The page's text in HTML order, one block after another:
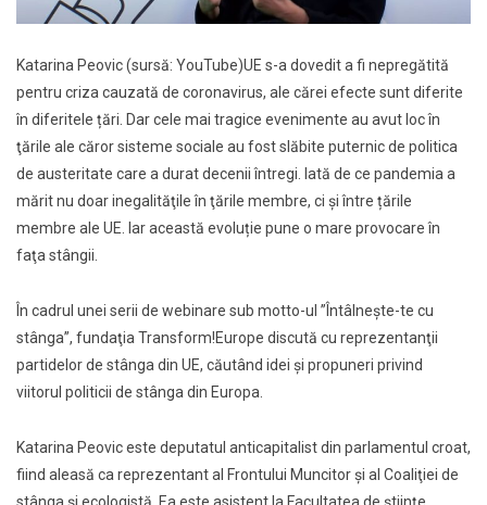
Katarina Peovic (sursă: YouTube)UE s-a dovedit a fi nepregătită
pentru criza cauzată de coronavirus, ale cărei efecte sunt diferite
în diferitele țări. Dar cele mai tragice evenimente au avut loc în
ţările ale căror sisteme sociale au fost slăbite puternic de politica
de austeritate care a durat decenii întregi. Iată de ce pandemia a
mărit nu doar inegalităţile în ţările membre, ci şi între țările
membre ale UE. Iar această evoluție pune o mare provocare în
faţa stângii.
În cadrul unei serii de webinare sub motto-ul ”Întâlneşte-te cu
stânga”, fundaţia Transform!Europe discută cu reprezentanţii
partidelor de stânga din UE, căutând idei şi propuneri privind
viitorul politicii de stânga din Europa.
Katarina Peovic este deputatul anticapitalist din parlamentul croat,
fiind aleasă ca reprezentant al Frontului Muncitor şi al Coaliţiei de